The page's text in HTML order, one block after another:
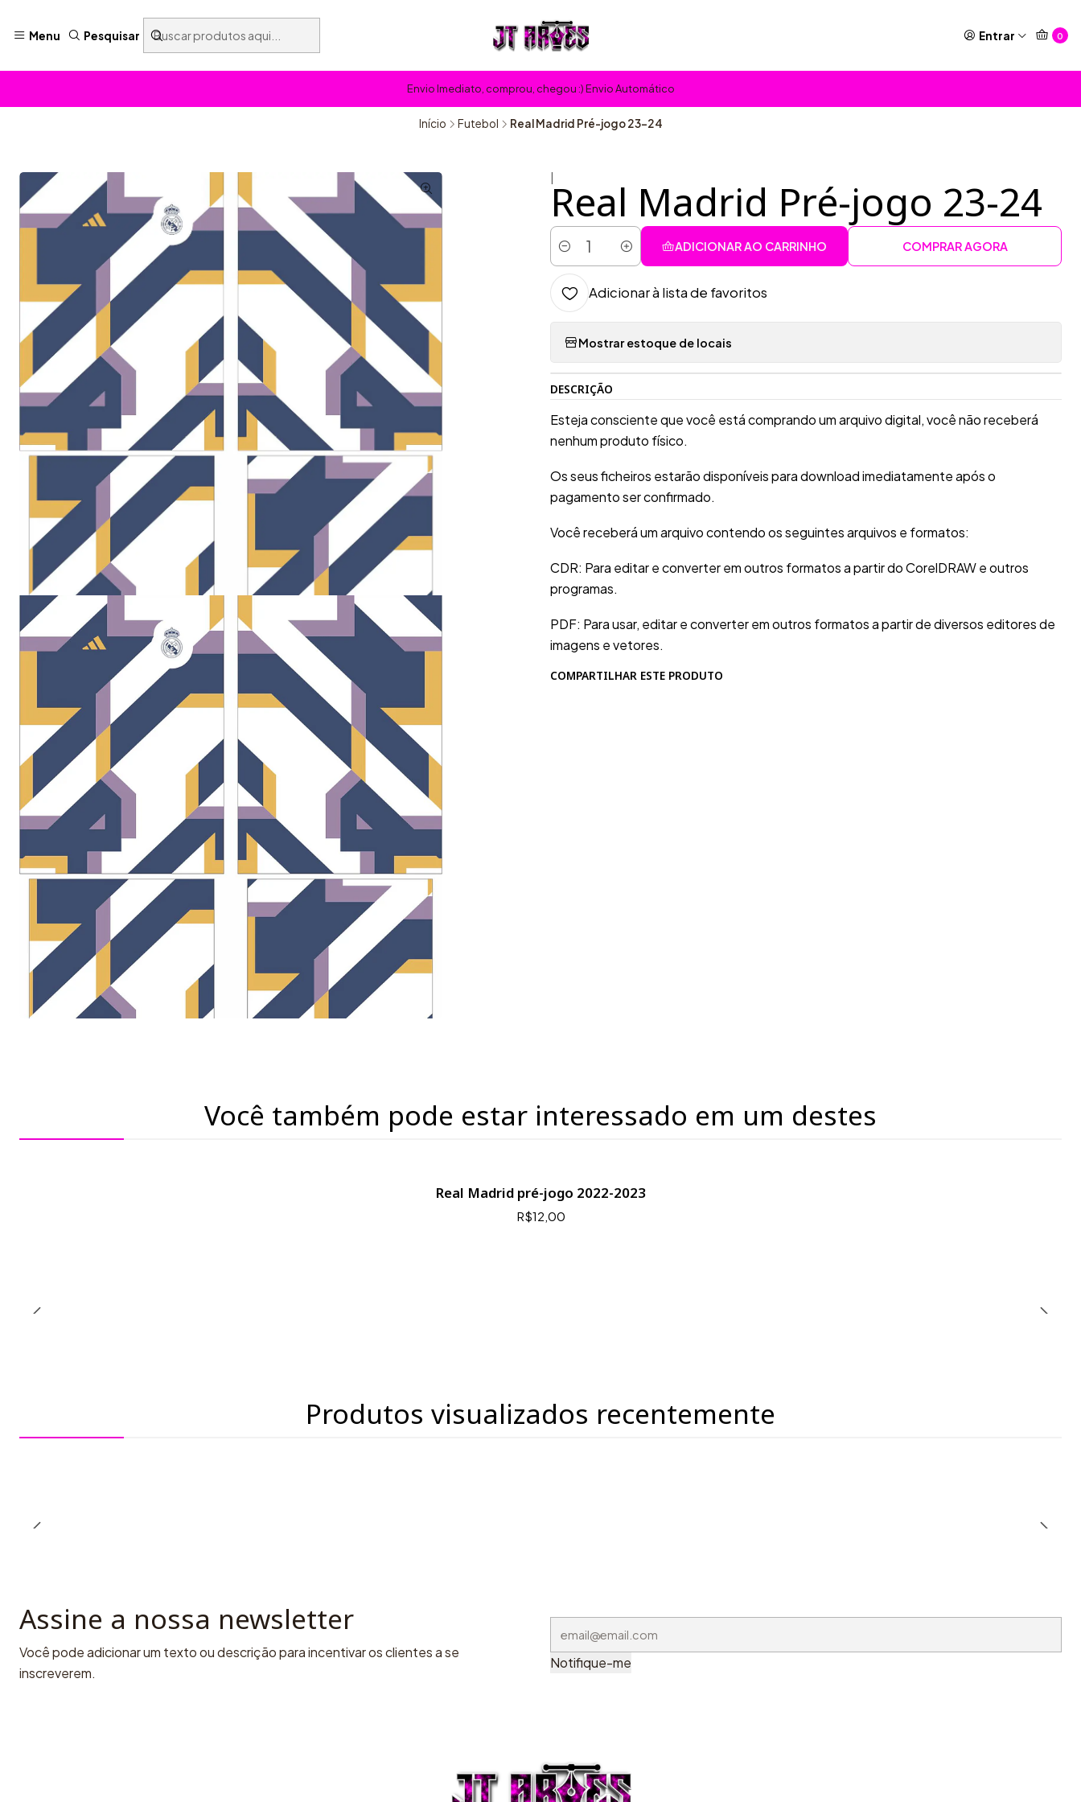
Menu Pesquisar Entrar 0
Envio Imediato, comprou, chegou :) Envio Automático
Início Futebol Real Madrid Pré-jogo 23-24
Real Madrid Pré-jogo 23-24
Quantidade
ADICIONAR AO CARRINHO COMPRAR AGORA
Adicionar à lista de favoritos
Mostrar estoque de locais
DESCRIÇÃO
Esteja consciente que você está comprando um arquivo digital, você não receberá
nenhum produto físico.
Os seus ficheiros estarão disponíveis para download imediatamente após o
pagamento ser confirmado.
Você receberá um arquivo contendo os seguintes arquivos e formatos:
CDR: Para editar e converter em outros formatos a partir do CorelDRAW e outros
programas.
PDF: Para usar, editar e converter em outros formatos a partir de diversos editores de
imagens e vetores.
COMPARTILHAR ESTE PRODUTO
Você também pode estar interessado em um destes
Real Madrid pré-jogo 2022-2023
R$12,00
Produtos visualizados recentemente
Assine a nossa newsletter
Você pode adicionar um texto ou descrição para incentivar os clientes a se
inscreverem.
Notifique-me